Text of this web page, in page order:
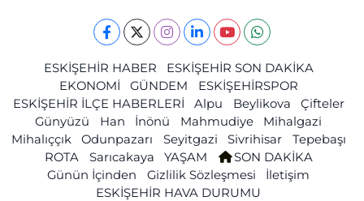
ESKİŞEHİR HABER
ESKİŞEHİR SON DAKİKA
EKONOMİ
GÜNDEM
ESKİŞEHİRSPOR
ESKİŞEHİR İLÇE HABERLERİ
Alpu Beylikova
Çifteler
Günyüzü
Han İnönü Mahmudiye
Mihalgazi
Mihalıççık
Odunpazarı Seyitgazi Sivrihisar
Tepebaşı
ROTA
Sarıcakaya YAŞAM
SON DAKİKA
Günün İçinden
Gizlilik Sözleşmesi
İletişim
ESKİŞEHİR HAVA DURUMU